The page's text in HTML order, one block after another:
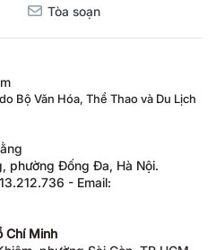
Tòa soạn
Bộ Văn Hóa, Thể Thao và Du Lịch
phường Đống Đa, Hà Nội.
- Email:
Chí Minh